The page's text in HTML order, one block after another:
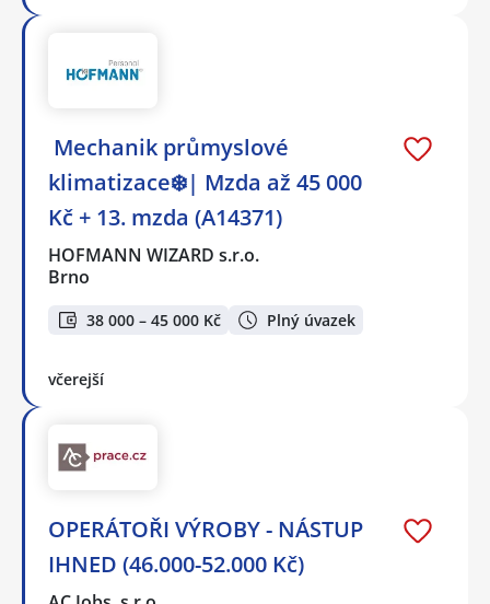
️ Mechanik průmyslové
klimatizace❄️| Mzda až 45 000
Kč + 13. mzda (A14371)
HOFMANN WIZARD s.r.o.
Brno
38 000 – 45 000 Kč Plný úvazek
včerejší
OPERÁTOŘI VÝROBY - NÁSTUP
IHNED (46.000-52.000 Kč)